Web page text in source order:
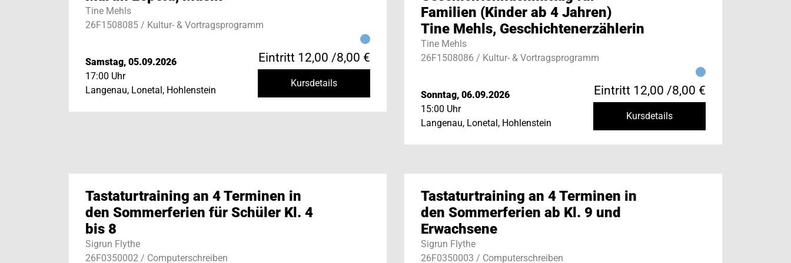
Tine Mehls
26F1508085 / Kultur- & Vortragsprogramm
Samstag, 05.09.2026
17:00 Uhr
Langenau, Lonetal, Hohlenstein
Eintritt 12,00 /8,00 €
Kursdetails
Familien (Kinder ab 4 Jahren)
Tine Mehls, Geschichtenerzählerin
Tine Mehls
26F1508086 / Kultur- & Vortragsprogramm
Sonntag, 06.09.2026
15:00 Uhr
Langenau, Lonetal, Hohlenstein
Eintritt 12,00 /8,00 €
Kursdetails
Tastaturtraining an 4 Terminen in
den Sommerferien für Schüler Kl. 4
bis 8
Sigrun Flythe
26F0350002 / Computerschreiben
Tastaturtraining an 4 Terminen in
den Sommerferien ab Kl. 9 und
Erwachsene
Sigrun Flythe
26F0350003 / Computerschreiben